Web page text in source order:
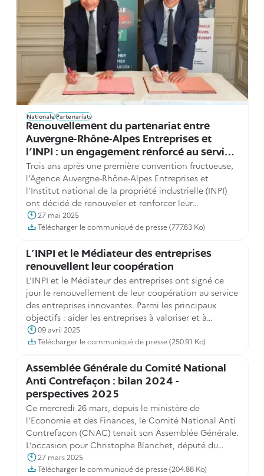
Renouvellement du partenariat entre
Auvergne-Rhône-Alpes Entreprises et
l’INPI : un engagement renforcé au service
de l’innovation et de la compétitivité des
entreprises régionales
Trois ans après une première convention fructueuse,
l’Agence Auvergne-Rhône-Alpes Entreprises et
l’Institut national de la propriété industrielle (INPI)
ont décidé de renouveler et renforcer leur
partenariat. L’objectif reste identique : faire de la
propriété industrielle un levier de croissance, de
pour les entreprises industrielles de la région.
27 mai 2025
Télécharger le communiqué de presse (777.63 Ko)
NationalePartenariats
L'INPI et le Médiateur des entreprises
renouvellent leur coopération
L'INPI et le Médiateur des entreprises ont signé ce
jour le renouvellement de leur coopération au service
des entreprises innovantes. Parmi les principaux
objectifs : aider les entreprises à valoriser et à
protéger leur capital immatériel et les accompagner
via la médiation en cas de litige dans le domaine de
09 avril 2025
Télécharger le communiqué de presse (250.91 Ko)
Assemblée Générale du Comité National
Anti Contrefaçon : bilan 2024 -
perspectives 2025
Ce mercredi 26 mars, depuis le ministère de
l’Economie et des Finances, le Comité National Anti
Contrefaçon (CNAC) tenait son Assemblée Générale.
L’occasion pour Christophe Blanchet, député du
Calvados, Président du CNAC, d’alerter sur les risques
liés à la contrefaçon, de dresser un bilan des travaux
27 mars 2025
Télécharger le communiqué de presse (204.86 Ko)